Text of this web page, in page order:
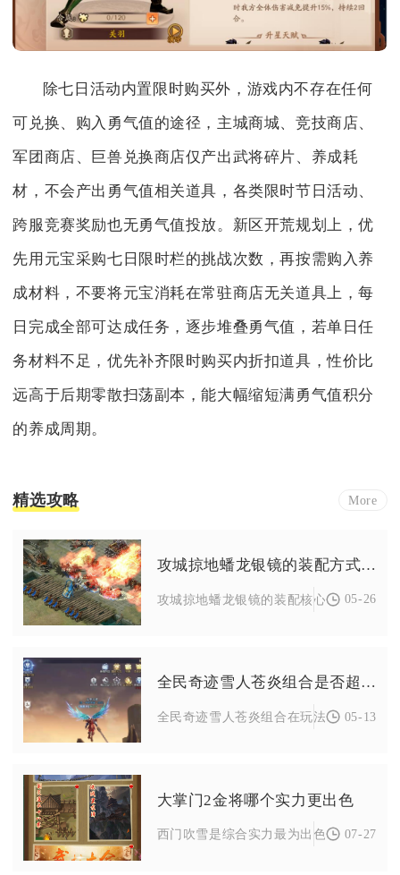
除七日活动内置限时购买外，游戏内不存在任何
可兑换、购入勇气值的途径，主城商城、竞技商店、
军团商店、巨兽兑换商店仅产出武将碎片、养成耗
材，不会产出勇气值相关道具，各类限时节日活动、
跨服竞赛奖励也无勇气值投放。新区开荒规划上，优
先用元宝采购七日限时栏的挑战次数，再按需购入养
成材料，不要将元宝消耗在常驻商店无关道具上，每
日完成全部可达成任务，逐步堆叠勇气值，若单日任
务材料不足，优先补齐限时购买内折扣道具，性价比
远高于后期零散扫荡副本，能大幅缩短满勇气值积分
的养成周期。
精选攻略 More
攻城掠地蟠龙银镜的装配方式应该如何选择
攻城掠地蟠龙银镜的装配核心是优先绑定
05-26
全民奇迹雪人苍炎组合是否超越传统游戏
全民奇迹雪人苍炎组合在玩法深度、战斗
05-13
大掌门2金将哪个实力更出色
西门吹雪是综合实力最为出色的金将，兼
07-27